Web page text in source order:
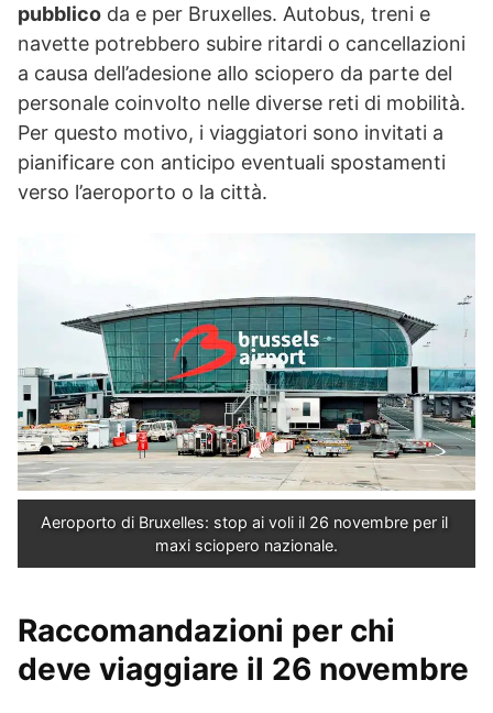
pubblico da e per Bruxelles. Autobus, treni e
navette potrebbero subire ritardi o cancellazioni
a causa dell’adesione allo sciopero da parte del
personale coinvolto nelle diverse reti di mobilità.
Per questo motivo, i viaggiatori sono invitati a
pianificare con anticipo eventuali spostamenti
verso l’aeroporto o la città.
Aeroporto di Bruxelles: stop ai voli il 26 novembre per il
maxi sciopero nazionale.
Raccomandazioni per chi
deve viaggiare il 26 novembre